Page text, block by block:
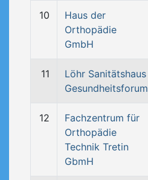
10
Haus der
Orthopädie
GmbH
11
Löhr Sanitätshaus
Gesundheitsforum
12
Fachzentrum für
Orthopädie
Technik Tretin
GbmH